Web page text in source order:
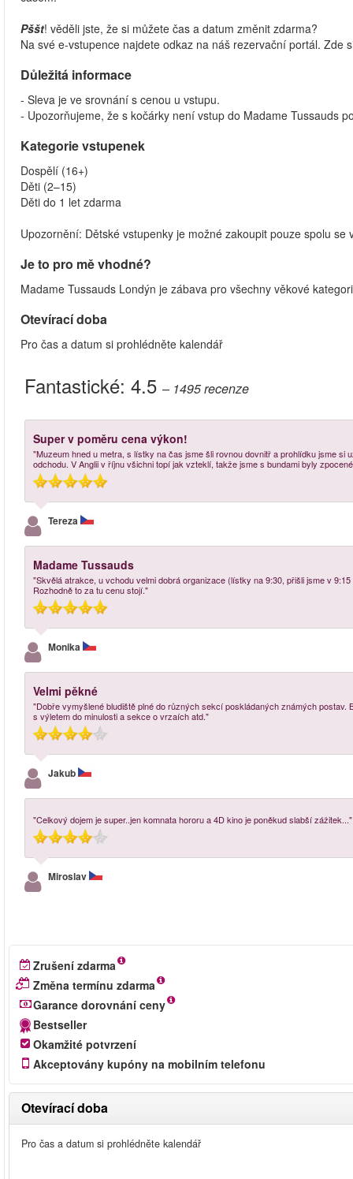
Pššt! věděli jste, že si můžete čas a datum změnit zdarma?
Na své e-vstupence najdete odkaz na náš rezervační portál.
Důležitá informace
- Sleva je ve srovnání s cenou u vstupu.
- Upozorňujeme, že s kočárky není vstup do Madame Tussauds
Kategorie vstupenek
Dospělí (16+)
Děti (2–15)
Děti do 1 let zdarma
Upozornění: Dětské vstupenky je možné zakoupit pouze spolu
Je to pro mě vhodné?
Madame Tussauds Londýn je zábava pro všechny věkové
Otevírací doba
Pro čas a datum si prohlédněte kalendář
Fantastické: 4.5 – 1495recenze
Super v poměru cena výkon!
"Muzeum hned u metra, s lístky na čas jsme šli rovnou dovnitř a prohlídku jsme
odchodu. V Anglii v říjnu všichni topí jak vzteklí, takže jsme s bundami byly
Tereza
Madame Tussauds
"Skvělá atrakce, u vchodu velmi dobrá organizace (lístky na 9:30, přišli jsme v
Rozhodně to za tu cenu stojí."
Monika
Velmi pěkné
"Dobře vymyšlené bludiště plné do různých sekcí poskládaných známých
s výletem do minulosti a sekce o vrzaích atd."
Jakub
"Celkový dojem je super..jen komnata hororu a 4D kino je poněkud slabší zážitek..."
Miroslav
Zrušení zdarma
Změna termínu zdarma
Garance dorovnání ceny
Bestseller
Okamžité potvrzení
Akceptovány kupóny na mobilním telefonu
Otevírací doba
Pro čas a datum si prohlédněte kalendář